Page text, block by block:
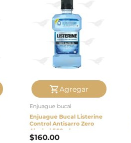
Agregar
Enjuague bucal
Enjuague Bucal Listerine
Control Antisarro Zero
Alcohol 500ml
$160.00